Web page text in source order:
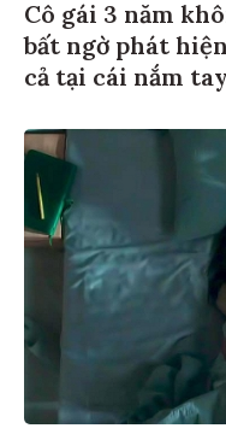
Cô gái 3 năm
bất ngờ phát
cả tại cái nắm tay